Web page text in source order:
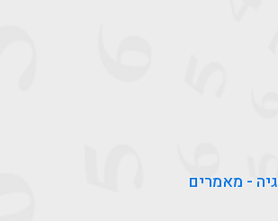
- מאמרים